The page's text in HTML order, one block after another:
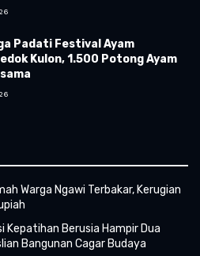
Padati Festival Ayam
Kulon, 1.500 Potong Ayam
Warga Ngawi Terbakar, Kerugian
Kepatihan Berusia Hampir Dua
Bangunan Cagar Budaya